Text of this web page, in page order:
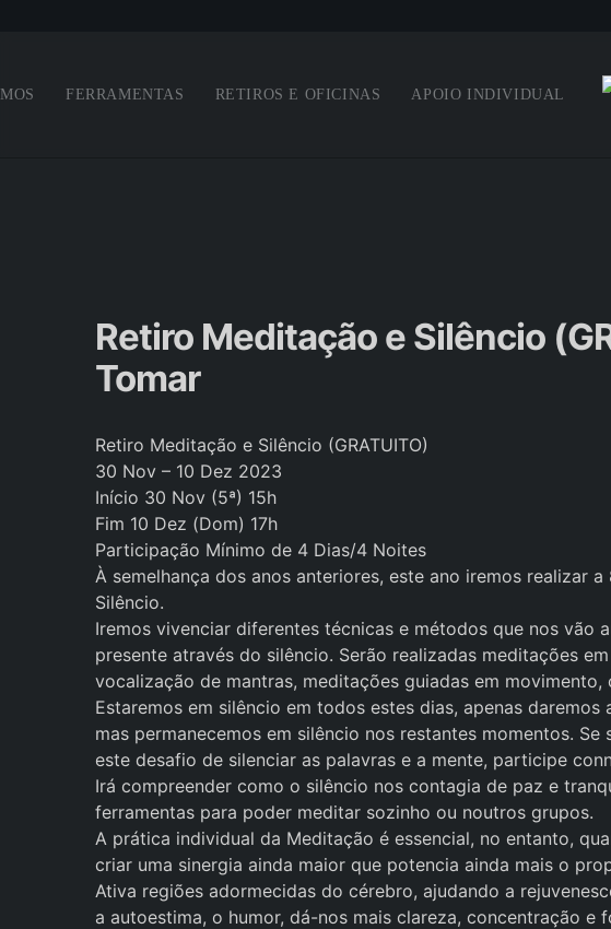
FERRAMENTAS RETIROS E OFICINAS APOIO INDIVIDUAL
Retiro Meditação e Silêncio
Tomar
Retiro Meditação e Silêncio (GRATUITO)
30 Nov – 10 Dez 2023
Início 30 Nov (5ª) 15h
Fim 10 Dez (Dom) 17h
Participação Mínimo de 4 Dias/4 Noites
À semelhança dos anos anteriores, este ano iremos realizar
Silêncio.
Iremos vivenciar diferentes técnicas e métodos que nos vão
presente através do silêncio. Serão realizadas meditações
vocalização de mantras, meditações guiadas em movimento,
Estaremos em silêncio em todos estes dias, apenas
mas permanecemos em silêncio nos restantes momentos.
este desafio de silenciar as palavras e a mente, participe
Irá compreender como o silêncio nos contagia de paz e
ferramentas para poder meditar sozinho ou noutros grupos.
A prática individual da Meditação é essencial, no entanto,
criar uma sinergia ainda maior que potencia ainda mais o
Ativa regiões adormecidas do cérebro, ajudando a
a autoestima, o humor, dá-nos mais clareza, concentração e